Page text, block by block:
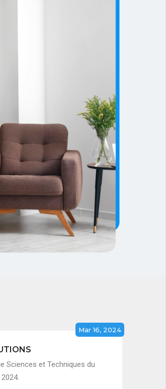
Mar 16, 2024
Sciences et Techniques du